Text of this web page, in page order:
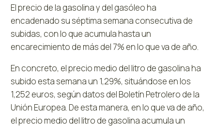
El precio de la gasolina y del gasóleo ha
encadenado su séptima semana consecutiva de
subidas, con lo que acumula hasta un
encarecimiento de más del 7% en lo que va de año.
En concreto, el precio medio del litro de gasolina ha
subido esta semana un 1,29%, situándose en los
1,252 euros, según datos del Boletín Petrolero de la
Unión Europea. De esta manera, en lo que va de año,
el precio medio del litro de gasolina acumula un